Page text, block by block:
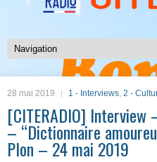
28 mai 2019 1 - Interviews, 2 -
[CITERADIO]
– “Dictionnaire
Plon – 24 mai 2019